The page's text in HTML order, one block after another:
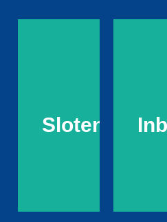
Slotenmaker